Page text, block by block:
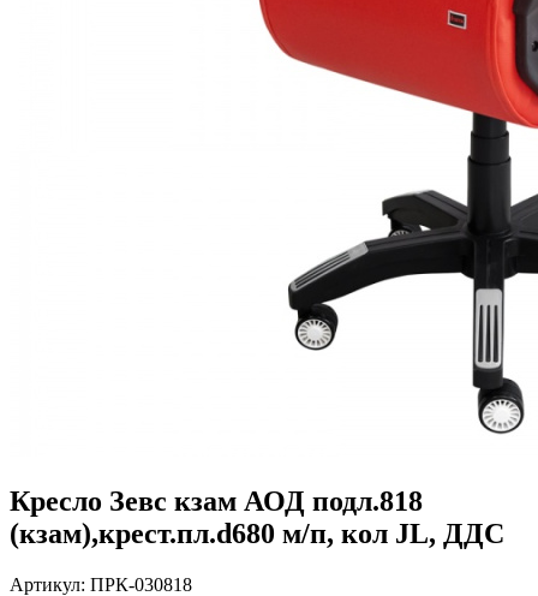
Кресло Зевс кзам АОД подл.818
(кзам),крест.пл.d680 м/п, кол JL, ДДС
Артикул: ПРК-030818